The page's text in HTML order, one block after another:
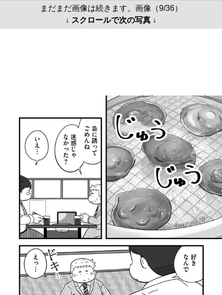
まだまだ画像は続きます。画像（9/36）
↓ スクロールで次の写真 ↓